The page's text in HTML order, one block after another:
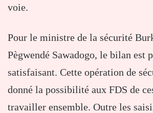
voie.
Pour le ministre de la sécurité
Pègwendé Sawadogo, le bilan est
satisfaisant. Cette opération de
donné la possibilité aux FDS de
travailler ensemble. Outre les